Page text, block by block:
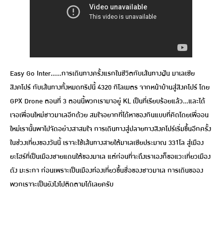
Easy Go Inter……การเดินทางครั้งแรกในชีวิตกับเส้นทางฝัน มาเลเซีย
สิงคโปร์ กับเส้นทางทั้งหมดทริปนี้ 4320 กิโลเมตร จากหน้าบ้านสู่สิงคโปร์ โดย
GPX Drone ตอนที่ 3 ตอนนี้พวกเรามาอยู่ KL เป็นที่เรียบร้อยแล้ว…และได้
เจอเพื่อนใหม่ชาวมาเลอีกด้วย สมใจอยากที่ได้หาของกินแบบที่คิดโดยเพื่ออน
ใหม่เรานั้นพาไปจัดอย่างสาสมใจ การเดินทางสู่ปลายทางสิงคโปร์เริ่มขึ้นอีกครั้ง
ในช่วงเที่ยงของวันนี้ เราจะใช้เส้นทางสายใต้มาเลเซียประมาณ 331โล สู่เมือง
ยะโฮร์ที่เป็นเมืองชายแดนใต้ของมาเล แต่ก่อนที่จะถึงเราเองก็ขอแวะเที่ยวเมือง
ดัง มะระกา ก่อนเพราะเป็นเมืองท่องเที่ยวขึ้นชื่อของชาวมาเล การเดินขออง
พวกเราจะเป็นยังไงไปติดตามได้เลยครับ